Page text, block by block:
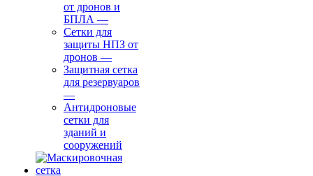
от дронов и
БПЛА —
Сетки для
защиты НПЗ от
дронов —
Защитная сетка
для резервуаров
—
Антидроновые
сетки для
зданий и
сооружений